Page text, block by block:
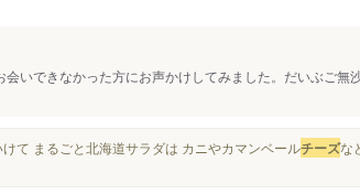
いできなかった方にお声かけしてみました。だいぶご無
て まるごと北海道サラダは カニやカマンベールチーズな